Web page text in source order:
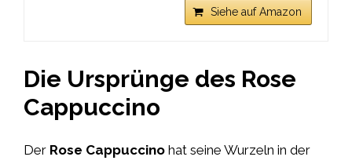
Siehe auf Amazon
Die Ursprünge des Rose
Cappuccino
Der Rose Cappuccino hat seine Wurzeln in der